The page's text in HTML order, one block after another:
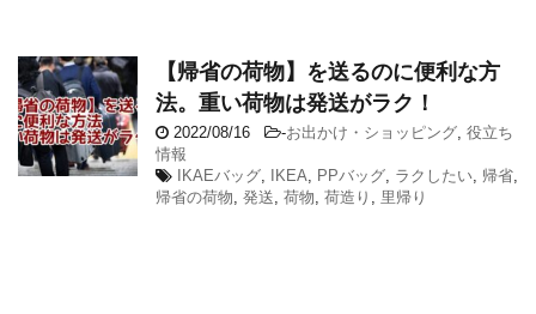
【帰省の荷物】を送るのに便利な方
法。重い荷物は発送がラク！
2022/08/16 -お出かけ・ショッピング, 役立ち
情報
IKAEバッグ, IKEA, PPバッグ, ラクしたい, 帰省,
帰省の荷物, 発送, 荷物, 荷造り , 里帰り